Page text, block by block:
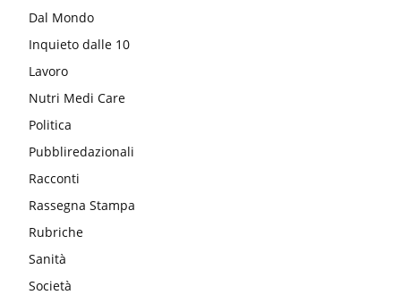
Dal Mondo
Inquieto dalle 10
Lavoro
Nutri Medi Care
Politica
Pubbliredazionali
Racconti
Rassegna Stampa
Rubriche
Sanità
Società